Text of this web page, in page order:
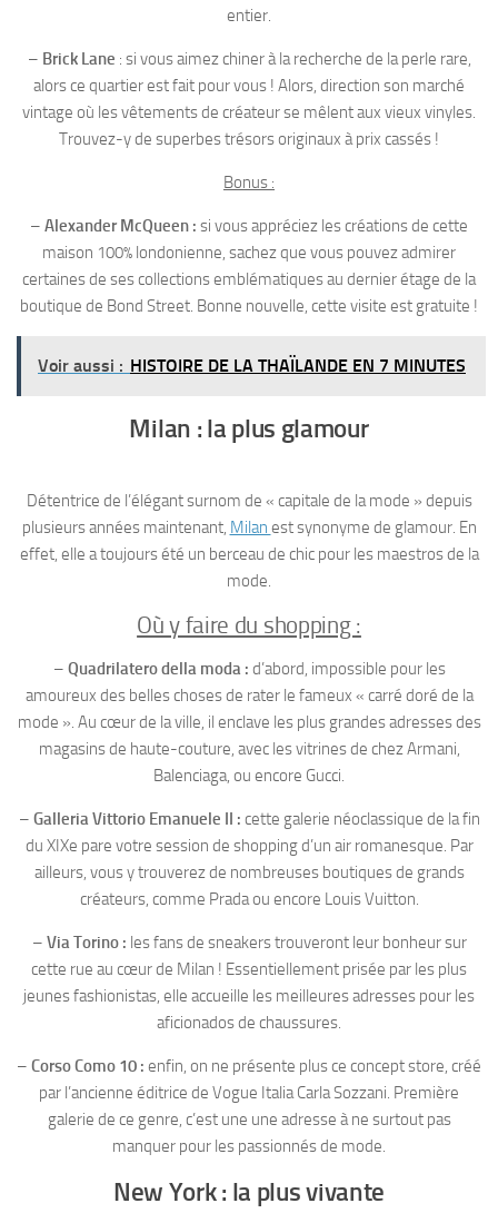
entier.
– Brick Lane : si vous aimez chiner à la recherche de la perle rare,
alors ce quartier est fait pour vous ! Alors, direction son marché
vintage où les vêtements de créateur se mêlent aux vieux vinyles.
Trouvez-y de superbes trésors originaux à prix cassés !
Bonus :
– Alexander McQueen : si vous appréciez les créations de cette
maison 100% londonienne, sachez que vous pouvez admirer
certaines de ses collections emblématiques au dernier étage de la
boutique de Bond Street. Bonne nouvelle, cette visite est gratuite !
Voir aussi : HISTOIRE DE LA THAÏLANDE EN 7 MINUTES
Milan : la plus glamour
Détentrice de l’élégant surnom de « capitale de la mode » depuis
plusieurs années maintenant, Milan est synonyme de glamour. En
effet, elle a toujours été un berceau de chic pour les maestros de la
mode.
Où y faire du shopping :
– Quadrilatero della moda : d’abord, impossible pour les
amoureux des belles choses de rater le fameux « carré doré de la
mode ». Au cœur de la ville, il enclave les plus grandes adresses des
magasins de haute-couture, avec les vitrines de chez Armani,
Balenciaga, ou encore Gucci.
– Galleria Vittorio Emanuele II : cette galerie néoclassique de la fin
du XIXe pare votre session de shopping d’un air romanesque. Par
ailleurs, vous y trouverez de nombreuses boutiques de grands
créateurs, comme Prada ou encore Louis Vuitton.
– Via Torino : les fans de sneakers trouveront leur bonheur sur
cette rue au cœur de Milan ! Essentiellement prisée par les plus
jeunes fashionistas, elle accueille les meilleures adresses pour les
aficionados de chaussures.
– Corso Como 10 : enfin, on ne présente plus ce concept store, créé
par l’ancienne éditrice de Vogue Italia Carla Sozzani. Première
galerie de ce genre, c’est une une adresse à ne surtout pas
manquer pour les passionnés de mode.
New York : la plus vivante